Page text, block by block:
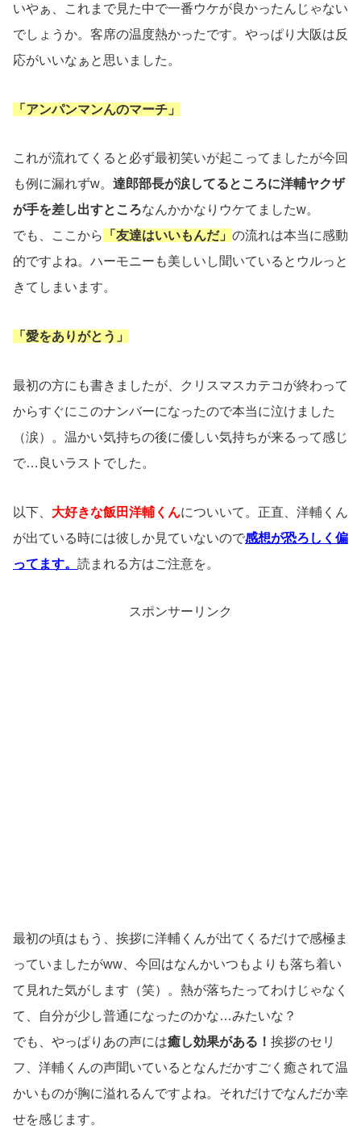
いやぁ、これまで見た中で一番ウケが良かったんじゃない
でしょうか。客席の温度熱かったです。やっぱり大阪は反
応がいいなぁと思いました。
「アンパンマンんのマーチ」
これが流れてくると必ず最初笑いが起こってましたが今回
も例に漏れずw。 達郎部長が涙してるところに洋輔ヤクザ
が手を差し出すところなんかかなりウケてましたw。
でも、ここから
「友達はいいもんだ」 の流れは本当に感動
的ですよね。ハーモニーも美しいし聞いているとウルっと
きてしまいます。
「愛をありがとう」
最初の方にも書きましたが、クリスマスカテコが終わって
からすぐにこのナンバーになったので本当に泣けました
（涙）。温かい気持ちの後に優しい気持ちが来るって感じ
で…良いラストでした。
以下、 大好きな飯田洋輔くんについいて。正直、洋輔くん
が出ている時には彼しか見ていないので感想が恐ろしく偏
ってます。 読まれる方はご注意を。
スポンサーリンク
最初の頃はもう、挨拶に洋輔くんが出てくるだけで感極ま
っていましたがww、今回はなんかいつもよりも落ち着い
て見れた気がします（笑）。熱が落ちたってわけじゃなく
て、自分が少し普通になったのかな…みたいな？
でも、やっぱりあの声には癒し効果がある！ 挨拶のセリ
フ、洋輔くんの声聞いているとなんだかすごく癒されて温
かいものが胸に溢れるんですよね。それだけでなんだか幸
せを感じます。